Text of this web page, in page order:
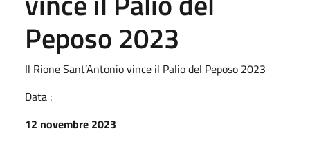
Peposo 2023
Il Rione Sant’Antonio vince il Palio del Peposo 2023
Data :
12 novembre 2023